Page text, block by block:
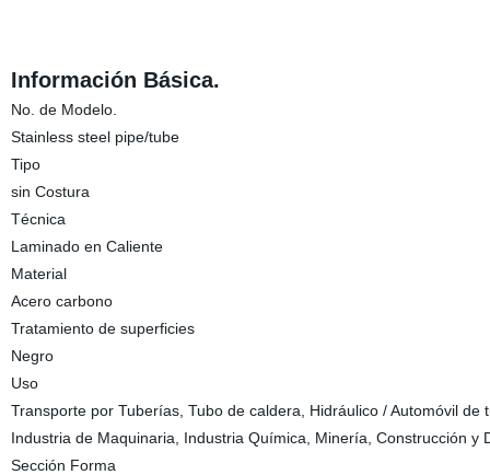
Información Básica.
No. de Modelo.
Stainless steel pipe/tube
Tipo
sin Costura
Técnica
Laminado en Caliente
Material
Acero carbono
Tratamiento de superficies
Negro
Uso
Transporte por Tuberías, Tubo de caldera, Hidráulico / Automóvil
Industria de Maquinaria, Industria Química, Minería, Construcción y
Sección Forma